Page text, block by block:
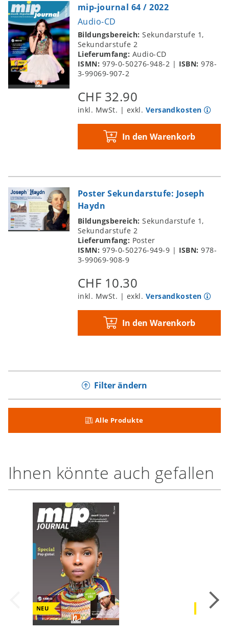
Cajamba – Mitreißendes und
multifunktionales Musizierstück
Moving Intervals – Spiel-Raum 44
Klezmer – Israelischer Volkstanz
Down to the River to Pray – Chorsatz mit
Hollywood-DNA
Special: Haydn im Porträt
Haydn im Porträt – Vielseitig, geistreich,
Haydns Humor – Foppen, hinken,
Web-Tipp
Chrome Music Lab: Song-Maker –
Komposition im digitalen Raster
Liebesgrüße aus Kiew – Reisende
Rezensionen
Neuerscheinungen
mip-journal 64 / 2022
Audio-CD
Bildungsbereich:Sekundarstufe 1,
Sekundarstufe 2
Lieferumfang: Audio-CD
ISMN: 979-0-50276-948-2 | ISBN:978-
3-99069-907-2
CHF 32.90
inkl. MwSt. | exkl. Versandkosten
In den Warenkorb
Poster Sekundarstufe: Joseph
Haydn
Bildungsbereich:Sekundarstufe 1,
Sekundarstufe 2
Lieferumfang: Poster
ISMN: 979-0-50276-949-9 | ISBN:978-
3-99069-908-9
CHF 10.30
inkl. MwSt. | exkl. Versandkosten
In den Warenkorb
Filter ändern
Alle Produkte
Ihnen könnte auch gefallen
NEU NEU